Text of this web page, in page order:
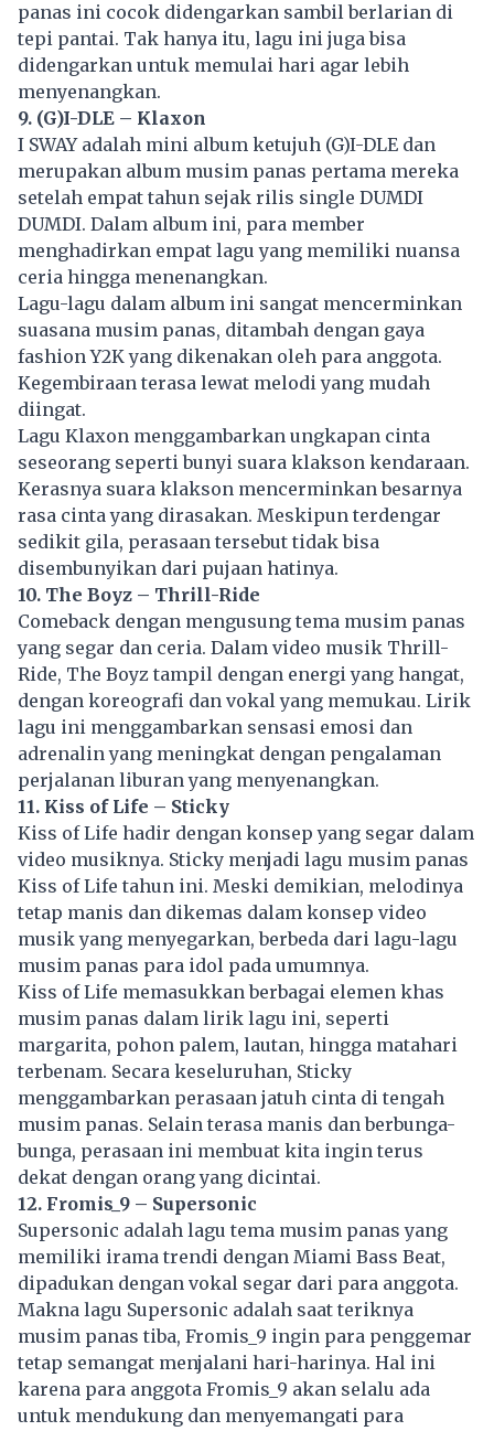
panas ini cocok didengarkan sambil berlarian di
tepi pantai. Tak hanya itu, lagu ini juga bisa
didengarkan untuk memulai hari agar lebih
menyenangkan.
9. (G)I-DLE – Klaxon
I SWAY adalah mini album ketujuh (G)I-DLE dan
merupakan album musim panas pertama mereka
setelah empat tahun sejak rilis single DUMDI
DUMDI. Dalam album ini, para member
menghadirkan empat lagu yang memiliki nuansa
ceria hingga menenangkan.
Lagu-lagu dalam album ini sangat mencerminkan
suasana musim panas, ditambah dengan gaya
fashion Y2K yang dikenakan oleh para anggota.
Kegembiraan terasa lewat melodi yang mudah
diingat.
Lagu Klaxon menggambarkan ungkapan cinta
seseorang seperti bunyi suara klakson kendaraan.
Kerasnya suara klakson mencerminkan besarnya
rasa cinta yang dirasakan. Meskipun terdengar
sedikit gila, perasaan tersebut tidak bisa
disembunyikan dari pujaan hatinya.
10. The Boyz – Thrill-Ride
Comeback dengan mengusung tema musim panas
yang segar dan ceria. Dalam video musik Thrill-
Ride, The Boyz tampil dengan energi yang hangat,
dengan koreografi dan vokal yang memukau. Lirik
lagu ini menggambarkan sensasi emosi dan
adrenalin yang meningkat dengan pengalaman
perjalanan liburan yang menyenangkan.
11. Kiss of Life – Sticky
Kiss of Life hadir dengan konsep yang segar dalam
video musiknya. Sticky menjadi lagu musim panas
Kiss of Life tahun ini. Meski demikian, melodinya
tetap manis dan dikemas dalam konsep video
musik yang menyegarkan, berbeda dari lagu-lagu
musim panas para idol pada umumnya.
Kiss of Life memasukkan berbagai elemen khas
musim panas dalam lirik lagu ini, seperti
margarita, pohon palem, lautan, hingga matahari
terbenam. Secara keseluruhan, Sticky
menggambarkan perasaan jatuh cinta di tengah
musim panas. Selain terasa manis dan berbunga-
bunga, perasaan ini membuat kita ingin terus
dekat dengan orang yang dicintai.
12. Fromis_9 – Supersonic
Supersonic adalah lagu tema musim panas yang
memiliki irama trendi dengan Miami Bass Beat,
dipadukan dengan vokal segar dari para anggota.
Makna lagu Supersonic adalah saat teriknya
musim panas tiba, Fromis_9 ingin para penggemar
tetap semangat menjalani hari-harinya. Hal ini
karena para anggota Fromis_9 akan selalu ada
untuk mendukung dan menyemangati para